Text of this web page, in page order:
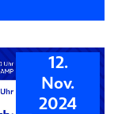
12.
Nov.
2024